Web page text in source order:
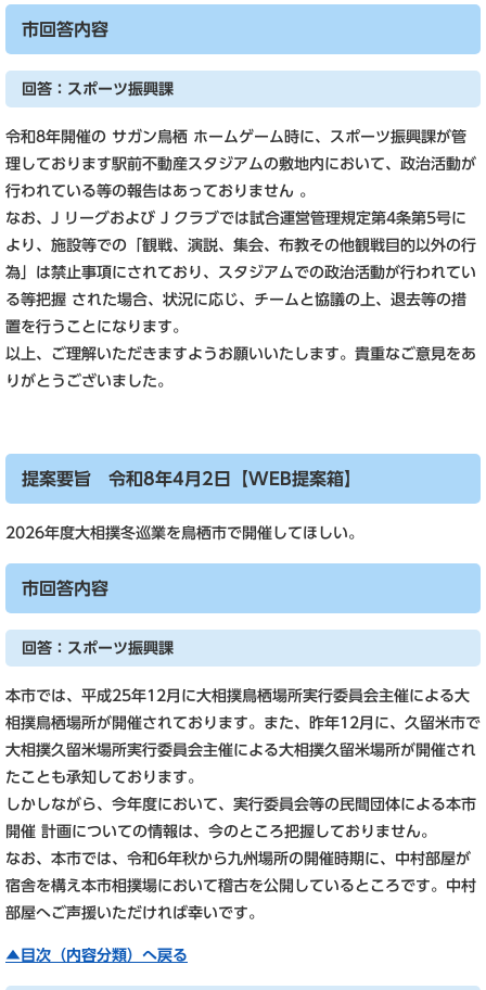
市回答内容
回答：スポーツ振興課
令和8年開催の サガン鳥栖 ホームゲーム時に、スポーツ振興課が管
理しております駅前不動産スタジアムの敷地内において、政治活動が
行われている等の報告はあっておりません 。
なお、J リーグおよび J クラブでは試合運営管理規定第4条第5号に
より、施設等での「観戦、演説、集会、布教その他観戦目的以外の行
為」は禁止事項にされており、スタジアムでの政治活動が行われてい
る等把握 された場合、状況に応じ、チームと協議の上、退去等の措
置を行うことになります。
以上、ご理解いただきますようお願いいたします。貴重なご意見をあ
りがとうございました。
提案要旨 令和8年4月2日【WEB提案箱】
2026年度大相撲冬巡業を鳥栖市で開催してほしい。
市回答内容
回答：スポーツ振興課
本市では、平成25年12月に大相撲鳥栖場所実行委員会主催による大
相撲鳥栖場所が開催されております。また、昨年12月に、久留米市で
大相撲久留米場所実行委員会主催による大相撲久留米場所が開催され
たことも承知しております。
しかしながら、今年度において、実行委員会等の民間団体による本市
開催 計画についての情報は、今のところ把握しておりません。
なお、本市では、令和6年秋から九州場所の開催時期に、中村部屋が
宿舎を構え本市相撲場において稽古を公開しているところです。中村
部屋へご声援いただければ幸いです。
▲目次（内容分類）へ戻る